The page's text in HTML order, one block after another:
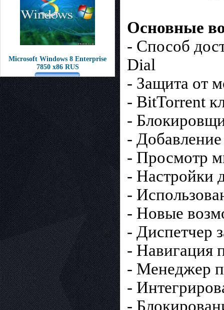
Microsoft Windows 8 Enterprise
7850 x86 RUS
Основные
- Cпособ
Dial
- Защита от
- BitTorrent
-
-
- Просмотр
- Настройки
-
- Новые
- Диспетчер
- Навигация
- Менеджер
-
-